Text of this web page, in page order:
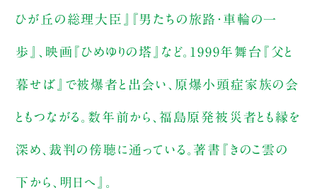
ひが丘の総理大臣』『男たちの旅路・車輪の一
歩』、映画『ひめゆりの塔』など。1999年舞台『父と
暮せば』で被爆者と出会い、原爆小頭症家族の会
ともつながる。数年前から、福島原発被災者とも縁を
深め、裁判の傍聴に通っている。著書『きのこ雲の
下から、明日へ』。